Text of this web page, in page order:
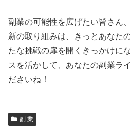
副業の可能性を広げたい皆さん
新の取り組みは、きっとあなた
たな挑戦の扉を開くきっかけに
スを活かして、あなたの副業ラ
ださいね！
副 業